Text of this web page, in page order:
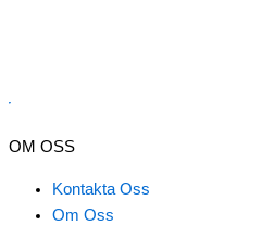
OM OSS
Kontakta Oss
Om Oss